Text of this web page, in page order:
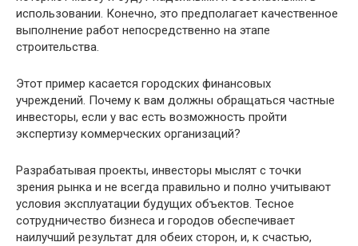
использовании. Конечно, это предполагает качественное
выполнение работ непосредственно на этапе
строительства.
Этот пример касается городских финансовых
учреждений. Почему к вам должны обращаться частные
инвесторы, если у вас есть возможность пройти
экспертизу коммерческих организаций?
Разрабатывая проекты, инвесторы мыслят с точки
зрения рынка и не всегда правильно и полно учитывают
условия эксплуатации будущих объектов. Тесное
сотрудничество бизнеса и городов обеспечивает
наилучший результат для обеих сторон, и, к счастью,